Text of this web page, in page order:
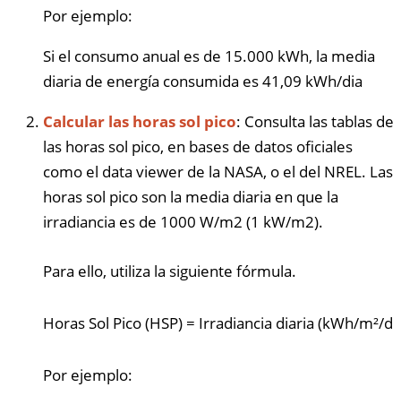
Por ejemplo:
Si el consumo anual es de 15.000 kWh, la media
diaria de energía consumida es 41,09 kWh/dia
Calcular las horas sol pico: Consulta las tablas de
las horas sol pico, en bases de datos oficiales
como el data viewer de la NASA, o el del NREL. Las
horas sol pico son la media diaria en que la
irradiancia es de 1000 W/m2 (1 kW/m2).
Para ello, utiliza la siguiente fórmula.
Horas Sol Pico (HSP) = Irradiancia diaria (kWh/m²/
Por ejemplo: